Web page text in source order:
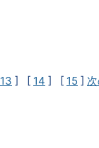
13 ] [ 14 ] [ 15 ]